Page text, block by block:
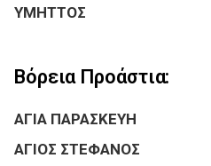
ΥΜΗΤΤΟΣ
Βόρεια Προάστια:
ΑΓΙΑ ΠΑΡΑΣΚΕΥΗ
ΑΓΙΟΣ ΣΤΕΦΑΝΟΣ